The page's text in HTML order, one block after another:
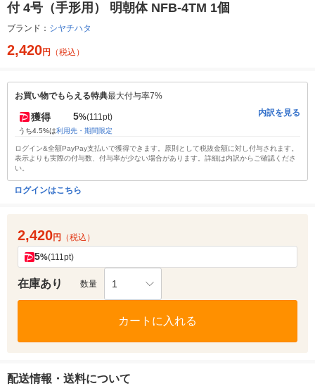
付 4号（手形用） 明朝体 NFB-4TM 1個
ブランド： シヤチハタ
2,420円 （税込）
お買い物でもらえる特典最大付与率7%
獲得 5%(111pt)
うち4.5%は利用先・期間限定
内訳を見る
ログイン&全額PayPay支払いで獲得できます。原則として税抜金額に対し付与されます。
表示よりも実際の付与数、付与率が少ない場合があります。詳細は内訳からご確認くださ
い。
ログインはこちら
2,420円 （税込）
5%(111pt)
在庫あり 数量 1
カートに入れる
配送情報・送料について